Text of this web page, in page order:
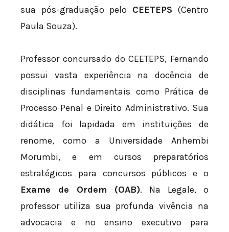
sua pós-graduação pelo CEETEPS (Centro
Paula Souza).
Professor concursado do CEETEPS, Fernando
possui vasta experiência na docência de
disciplinas fundamentais como Prática de
Processo Penal e Direito Administrativo. Sua
didática foi lapidada em instituições de
renome, como a Universidade Anhembi
Morumbi, e em cursos preparatórios
estratégicos para concursos públicos e o
Exame de Ordem (OAB). Na Legale, o
professor utiliza sua profunda vivência na
advocacia e no ensino executivo para